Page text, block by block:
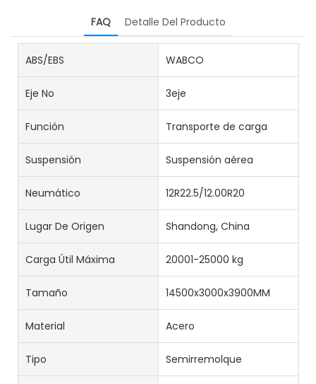
FAQ Detalle Del Producto
ABS/EBS WABCO
Eje No 3eje
Función Transporte de carga
Suspensión Suspensión aérea
Neumático 12R22.5/12.00R20
Lugar De Origen Shandong, China
Carga Útil Máxima 20001-25000 kg
Tamaño 14500x3000x3900MM
Material Acero
Tipo Semirremolque